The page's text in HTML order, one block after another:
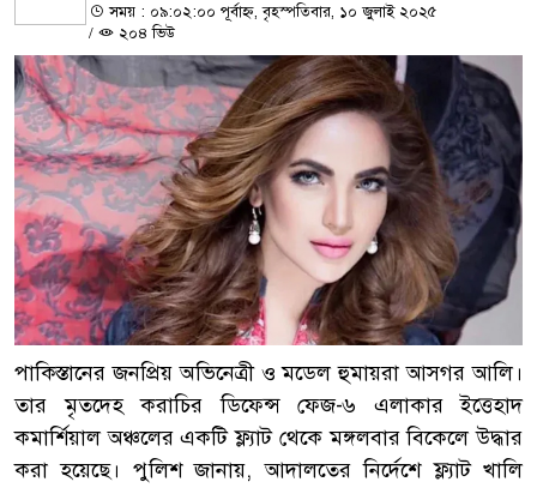
সময় : ০৯:০২:০০ পূর্বাহ্ন, বৃহস্পতিবার, ১০ জুলাই ২০২৫
/
২০৪ ভিউ
পাকিস্তানের জনপ্রিয় অভিনেত্রী ও মডেল হুমায়রা আসগর আলি।
তার মৃতদেহ করাচির ডিফেন্স ফেজ-৬ এলাকার ইত্তেহাদ
কমার্শিয়াল অঞ্চলের একটি ফ্ল্যাট থেকে মঙ্গলবার বিকেলে উদ্ধার
করা হয়েছে। পুলিশ জানায়, আদালতের নির্দেশে ফ্ল্যাট খালি